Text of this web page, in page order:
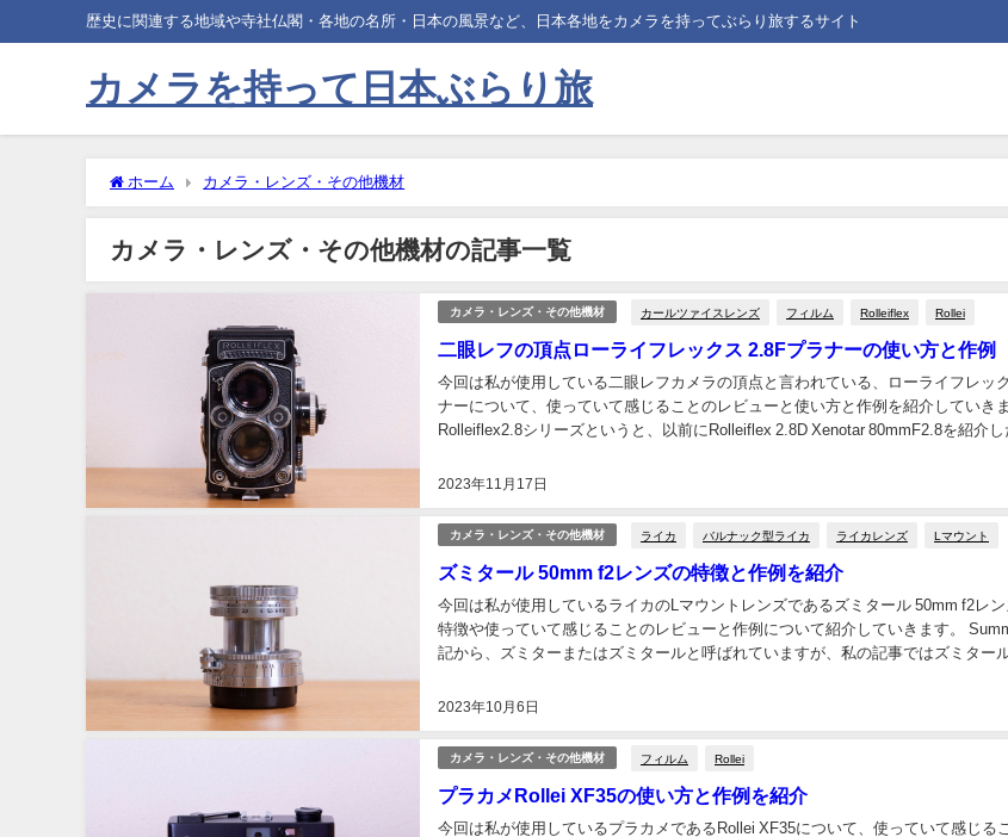
歴史に関連する地域や寺社仏閣・各地の名所・日本の風景など、日本各地をカメラを持ってぶらり旅するサイト
カメラを持って日本ぶらり旅
ホーム カメラ・レンズ・その他機材
カメラ・レンズ・その他機材の記事一覧
カメラ・レンズ・その他機材 カールツァイスレンズ フィルム Rolleiflex Rollei
二眼レフの頂点ローライフレックス 2.8Fプラナーの使い方と作例
2023年11月17日
今回は私が使用している二眼レフカメラの頂点と言われている、ローライフレッ
ナーについて、使っていて感じることのレビューと使い方と作例を紹介していきま
Rolleiflex2.8シリーズというと、以前にRolleiflex 2.8D Xenotar 80mmF2.8を紹介し
カメラ・レンズ・その他機材 ライカ バルナック型ライカ ライカレンズ Lマウント
ズミタール 50mm f2レンズの特徴と作例を紹介
2023年10月6日
今回は私が使用しているライカのLマウントレンズであるズミタール 50mm f2レン
特徴や使っていて感じることのレビューと作例について紹介していきます。
記から、ズミターまたはズミタールと呼ばれていますが、私の記事ではズミター
カメラ・レンズ・その他機材 フィルム Rollei
プラカメRollei XF35の使い方と作例を紹介
今回は私が使用しているプラカメであるRollei XF35について、使っていて感じる